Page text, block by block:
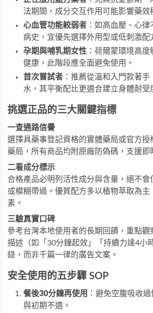
法期間，成分交互作用可能影響藥效
心血管功能較弱者 ：如高血壓、心
病史，宜優先選擇外用型或低刺激配
孕期與哺乳期女性 ：荷爾蒙環境高
健康，此階段應全面避免使用。
首次嘗試者 ：推薦從溫和入門款著手
水 ，其平衡配比更適合建立身體耐受
挑選正品的三大關鍵指標
一查通路信譽
選擇具藥事登記資格的實體藥局或官方授
藥局 ，所有商品均附原廠防偽碼，支援即
二看成分標示
合格產品必明列活性成分與含量，絕不會
或模糊帶過。優質配方多以植物萃取為主
素。
三驗真實口碑
參考台灣本地使用者的長期回饋，重點觀
描述（如「30分鐘起效」「持續力達4小
錄，而非千篇一律的廣告文案。
安全使用的五步驟 SOP
餐後30分鐘再使用
：避免空腹吸收
與初期不適。